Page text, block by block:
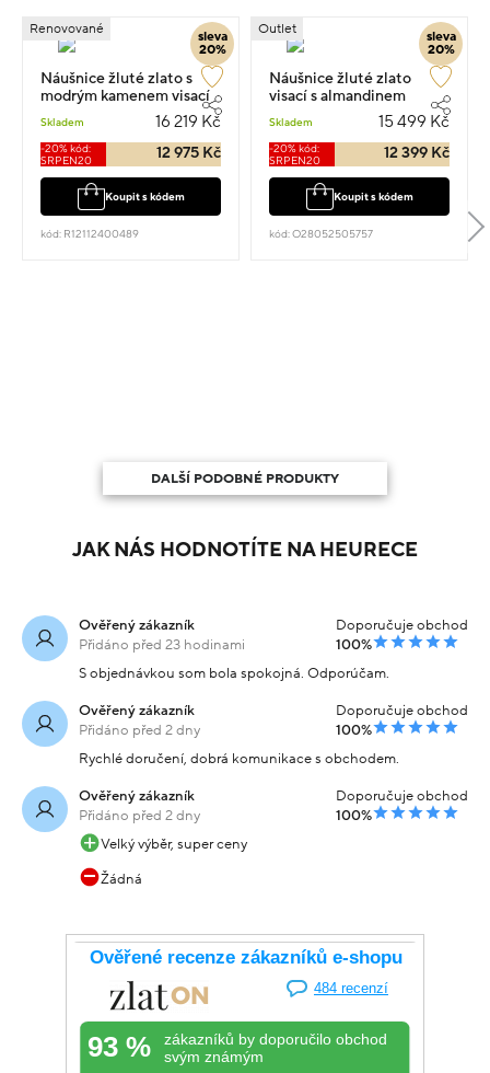
sleva
20%
Renovované
Náušnice žluté zlato s
modrým kamenem visací
Skladem 16 219 Kč
-20% kód:
SRPEN20
12 975 Kč
Koupit s kódem
kód: R12112400489
sleva
20%
Outlet
Náušnice žluté zlato
visací s almandinem
osazené zirkony 2cm 4.1g
Skladem 15 499 Kč
-20% kód:
SRPEN20
12 399 Kč
Koupit s kódem
kód: O28052505757
DALŠÍ PODOBNÉ PRODUKTY
JAK NÁS HODNOTÍTE NA HEURECE
Ověřený zákazník
Přidáno před 23 hodinami
Doporučuje obchod
100%
S objednávkou som bola spokojná. Odporúčam.
Ověřený zákazník
Přidáno před 2 dny
Doporučuje obchod
100%
Rychlé doručení, dobrá komunikace s obchodem.
Ověřený zákazník
Přidáno před 2 dny
Doporučuje obchod
100%
Velký výběr, super ceny
Žádná